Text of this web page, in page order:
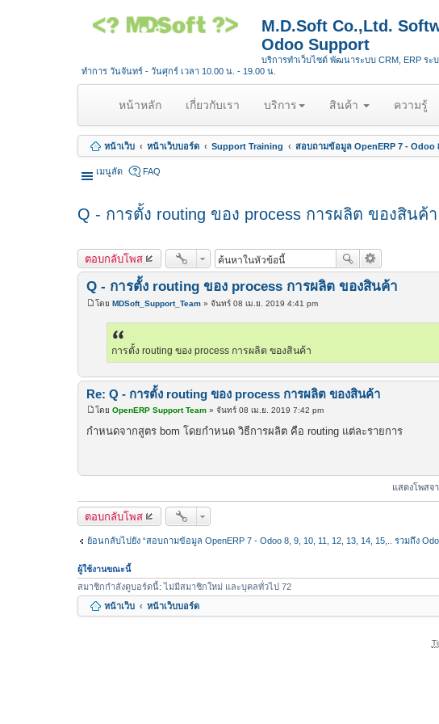
M.D.Soft Co.,Ltd.
Odoo Support
บริการทำเว็บไซต์ พัฒนาระบบ CRM, ERP ระ
ทำการ วันจันทร์ - วันศุกร์ เวลา 10.00 น. - 19.00 น.
หน้าหลัก(
u
r
t
เกี่ยวกับเรา บริการ สินค้า ความรู้
หน้าเว็บ หน้าเว็บบอร์ด Support Training สอบถามข้อมูล OpenERP 7 - Odoo
เมนูลัด FAQ
Q - การตั้ง routing ของ process การผลิต ของสินค้า
ตอบกลับโพส
Q - การตั้ง routing ของ process การผลิต ของสินค้า
โดย MDSoft_Support_Team » จันทร์ 08 เม.ย. 2019 4:41 pm
การตั้ง routing ของ process การผลิต ของสินค้า
Re: Q - การตั้ง routing ของ process การผลิต ของสินค้า
พ
ส
โดย OpenERP Support Team » จันทร์ 08 เม.ย. 2019 7:42 pm
กำหนดจากสูตร bom โดยกำหนด วิธีการผลิต คือ routing แต่ละรายการ
แสดงโพสจ
ตอบกลับโพส
ย้อนกลับไปยัง “สอบถามข้อมูล OpenERP 7 - Odoo 8, 9, 10, 11, 12, 13, 14, 15,.. รวมถึง
ผู้ใช้งานขณะนี้
สมาชิกกำลังดูบอร์ดนี้: ไม่มีสมาชิกใหม่ และบุคลทั่วไป 72
หน้าเว็บ
หน้าเว็บบอร์ด